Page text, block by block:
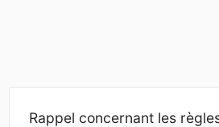
Rappel concernant les